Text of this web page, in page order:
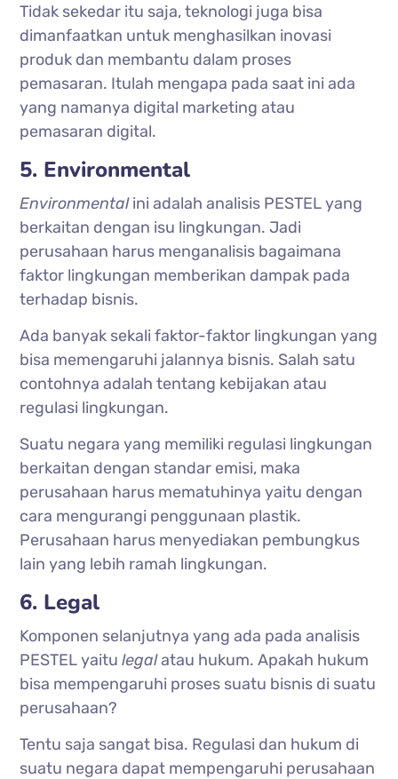
Tidak sekedar itu saja, teknologi juga bisa
dimanfaatkan untuk menghasilkan inovasi
produk dan membantu dalam proses
pemasaran. Itulah mengapa pada saat ini ada
yang namanya digital marketing atau
pemasaran digital.
5. Environmental
Environmentalini adalah analisis PESTEL yang
berkaitan dengan isu lingkungan. Jadi
perusahaan harus menganalisis bagaimana
faktor lingkungan memberikan dampak pada
terhadap bisnis.
Ada banyak sekali faktor-faktor lingkungan yang
bisa memengaruhi jalannya bisnis. Salah satu
contohnya adalah tentang kebijakan atau
regulasi lingkungan.
Suatu negara yang memiliki regulasi lingkungan
berkaitan dengan standar emisi, maka
perusahaan harus mematuhinya yaitu dengan
cara mengurangi penggunaan plastik.
Perusahaan harus menyediakan pembungkus
lain yang lebih ramah lingkungan.
6. Legal
Komponen selanjutnya yang ada pada analisis
PESTEL yaitulegalatau hukum. Apakah hukum
bisa mempengaruhi proses suatu bisnis di suatu
perusahaan?
Tentu saja sangat bisa. Regulasi dan hukum di
suatu negara dapat mempengaruhi perusahaan